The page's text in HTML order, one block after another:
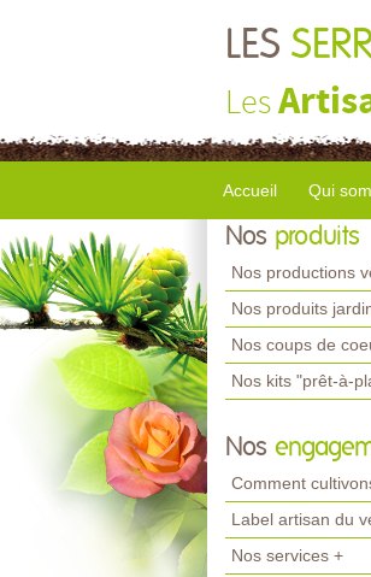
LES
Les
Accueil Qui
Nos produits
Nos productions
Nos produits
Nos coups de
Nos kits "prêt-à-
Nos
Comment
Label artisan du
Nos services +